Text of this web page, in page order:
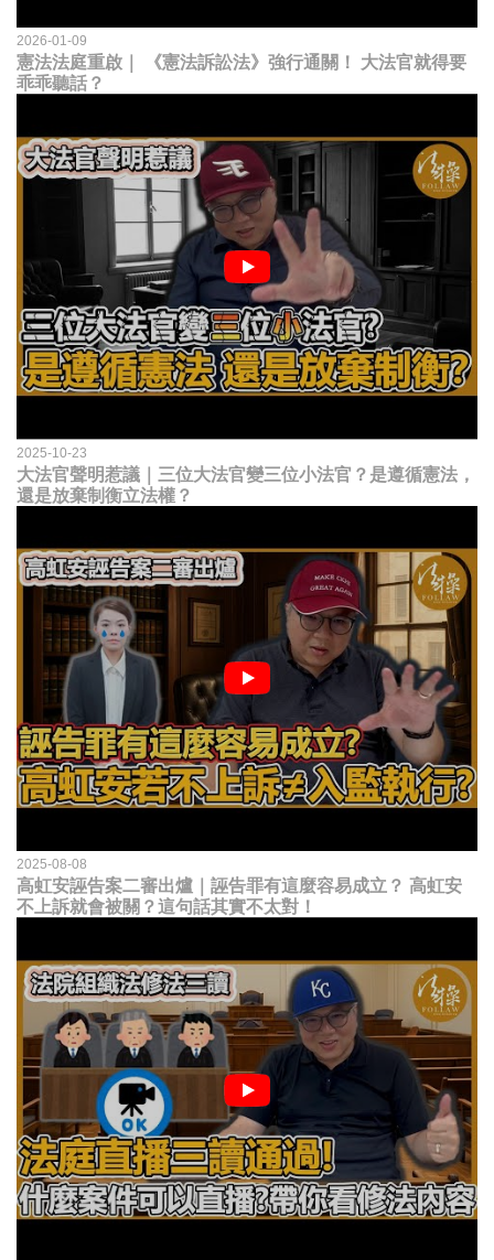
2026-01-09
憲法法庭重啟｜ 《憲法訴訟法》強行通關！ 大法官就得要
乖乖聽話？
2025-10-23
大法官聲明惹議｜三位大法官變三位小法官？是遵循憲法，
還是放棄制衡立法權？
2025-08-08
高虹安誣告案二審出爐｜誣告罪有這麼容易成立？ 高虹安
不上訴就會被關？這句話其實不太對！